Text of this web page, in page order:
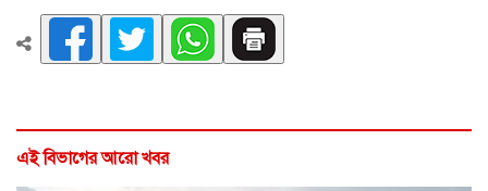
এই বিভাগের আরো খবর